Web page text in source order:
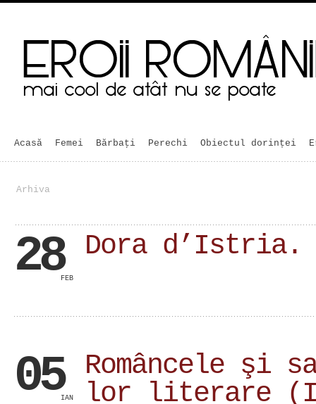
Acasă Femei Bărbaţi Perechi Obiectul dorinței
Arhiva
28FEB
Dora d’Istria.
05IAN
Româncele şi
lor literare